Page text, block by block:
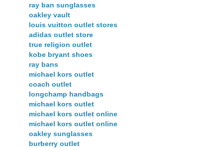
ray ban sunglasses
oakley vault
louis vuitton outlet stores
adidas outlet store
true religion outlet
kobe bryant shoes
ray bans
michael kors outlet
coach outlet
longchamp handbags
michael kors outlet
michael kors outlet online
michael kors outlet online
oakley sunglasses
burberry outlet